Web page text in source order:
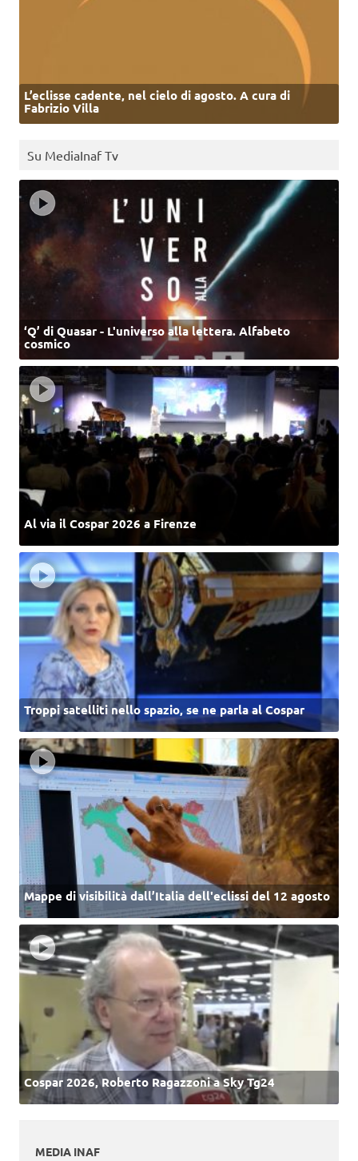
L’eclisse cadente, nel cielo di agosto. A cura di
Fabrizio Villa
Su MediaInaf Tv
‘Q’ di Quasar - L'universo alla lettera. Alfabeto
cosmico
Al via il Cospar 2026 a Firenze
Troppi satelliti nello spazio, se ne parla al Cospar
Mappe di visibilità dall’Italia dell'eclissi del 12 agosto
Cospar 2026, Roberto Ragazzoni a Sky Tg24
MEDIA INAF